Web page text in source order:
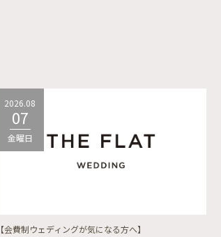
2026.08
07
金曜日
【会費制ウェディングが気になる方へ】